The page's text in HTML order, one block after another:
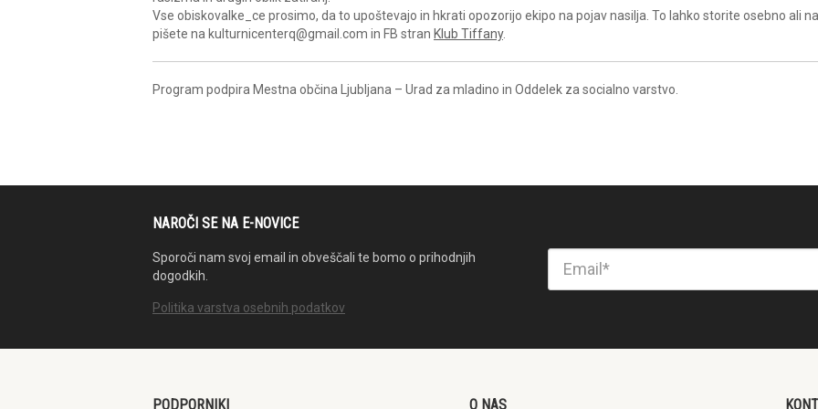
Vse obiskovalke_ce prosimo, da to upoštevajo in hkrati opozorijo ekipo na pojav nasilja. To lahko storite osebno ali
pišete na kulturnicenterq@gmail.com in FB stran Klub Tiffany.
Program podpira Mestna občina Ljubljana – Urad za mladino in Oddelek za socialno varstvo.
NAROČI SE NA E-NOVICE
Sporoči nam svoj email in obveščali te bomo o prihodnjih
dogodkih.
Politika varstva osebnih podatkov
PODPORNIKI O NAS